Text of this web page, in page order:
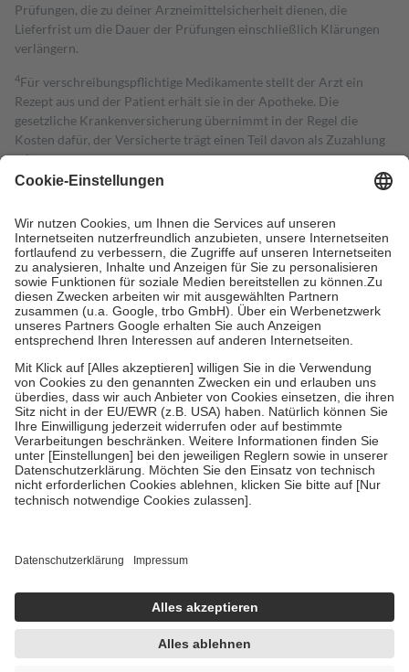
Prüfungen, die zu deiner Arzneimittelsicherheit dienen, die
Lieferfrist um die Dauer der Prüfungen einschließlich Klärungen
verlängern.
4Für verschreibungspflichtige Medikamente stellt der Arzt ein
Rezept aus und der Patient erhält sie in der Apotheke. Die
gesetzliche Krankenversicherung übernimmt in der Regel die
Kosten dafür, der Versicherte trägt einen Teil davon als Zuzahlung
mit.
Grundsätzlich leisten Mitglieder Zuzahlungen in Höhe von zehn
höchstens zehn Euro.
Es sind jedoch nie mehr als die tatsächlichen
Kosten der Leistung zu entrichten.
Diese Regeln gelten grundsätzlich auch für Online-Apotheken.
Bei Heilmitteln und häuslicher Krankenpflege beträgt die
Zuzahlung zehn Prozent der Kosten sowie zehn Euro je
Verordnung.
Um das Engagement der Versicherten für ihre eigene Gesundheit zu
stärken und die besondere Stellung der Familie zu unterstützen,
fallenkeine Zuzahlungenan bei:
• Kindern und Jugendlichen bis zum vollendeten 18. Lebensjahr
mit Ausnahme der Fahrkosten
• Untersuchungen zur Vorsorge und Früherkennung, die von der
GKV getragen werden
• empfohlenen Schutzimpfungen
• Harn- und Blutteststreifen
getroffen, um sicherzustellen, dass es sich um echte Bewertungen
https://help.etrusted.com/hc/de/articles/4419944605341
Einige Bilder und Inhalte wurden unter Zuhilfenahme künstlicher